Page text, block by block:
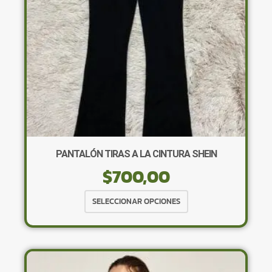
en
la
página
de
producto
PANTALÓN TIRAS A LA CINTURA SHEIN
$700,00
SELECCIONAR OPCIONES
producto
tiene
variantes.